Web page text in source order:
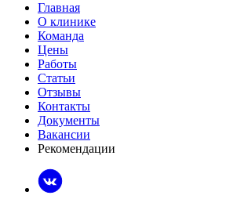
Главная
О клинике
Команда
Цены
Работы
Статьи
Отзывы
Контакты
Документы
Вакансии
Рекомендации